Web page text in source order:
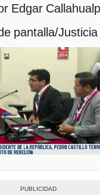
Edgar
pantalla/Justicia